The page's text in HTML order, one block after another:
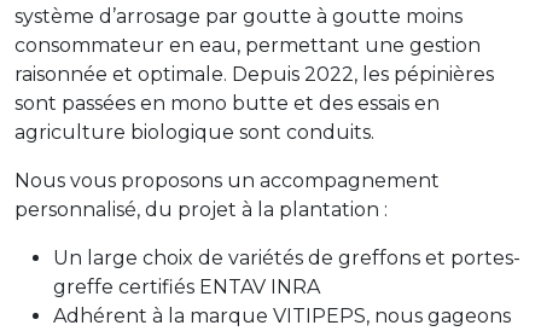
système d’arrosage par goutte à goutte moins
consommateur en eau, permettant une gestion
raisonnée et optimale. Depuis 2022, les pépinières
sont passées en mono butte et des essais en
agriculture biologique sont conduits.
Nous vous proposons un accompagnement
personnalisé, du projet à la plantation :
Un large choix de variétés de greffons et portes-
greffe certifiés ENTAV INRA
Adhérent à la marque VITIPEPS, nous gageons